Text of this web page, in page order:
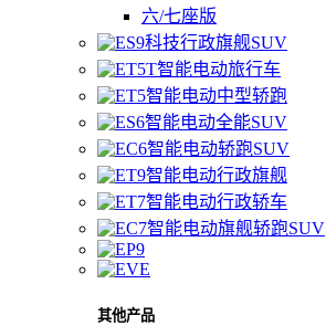
六/七座版
科技行政旗舰SUV
智能电动旅行车
智能电动中型轿跑
智能电动全能SUV
智能电动轿跑SUV
智能电动行政旗舰
智能电动行政轿车
智能电动旗舰轿跑SUV
其他产品